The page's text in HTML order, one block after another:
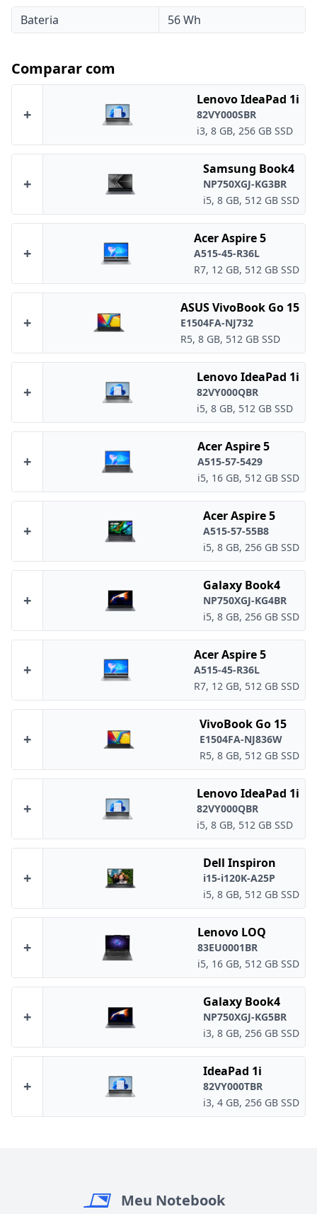
Bateria 56 Wh
Comparar com
+
Lenovo IdeaPad 1i
82VY000SBR
i3, 8 GB, 256 GB SSD
+
Samsung Book4
NP750XGJ-KG3BR
i5, 8 GB, 512 GB SSD
+
Acer Aspire 5
A515-45-R36L
R7, 12 GB, 512 GB SSD
+
ASUS VivoBook Go 15
E1504FA-NJ732
R5, 8 GB, 512 GB SSD
+
Lenovo IdeaPad 1i
82VY000QBR
i5, 8 GB, 512 GB SSD
+
Acer Aspire 5
A515-57-5429
i5, 16 GB, 512 GB SSD
+
Acer Aspire 5
A515-57-55B8
i5, 8 GB, 256 GB SSD
+
Galaxy Book4
NP750XGJ-KG4BR
i5, 8 GB, 256 GB SSD
+
Acer Aspire 5
A515-45-R36L
R7, 12 GB, 512 GB SSD
+
VivoBook Go 15
E1504FA-NJ836W
R5, 8 GB, 512 GB SSD
+
Lenovo IdeaPad 1i
82VY000QBR
i5, 8 GB, 512 GB SSD
+
Dell Inspiron
i15-i120K-A25P
i5, 8 GB, 512 GB SSD
+
Lenovo LOQ
83EU0001BR
i5, 16 GB, 512 GB SSD
+
Galaxy Book4
NP750XGJ-KG5BR
i3, 8 GB, 256 GB SSD
+
IdeaPad 1i
82VY000TBR
i3, 4 GB, 256 GB SSD
Meu Notebook